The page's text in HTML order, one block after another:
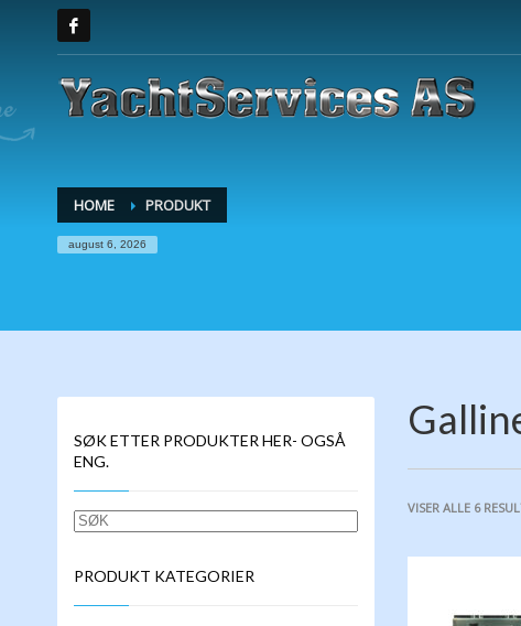
HOME PRODUKT
august 6, 2026
VISER ALLE 6
SØK ETTER PRODUKTER HER- OGSÅ
ENG.
SØK
PRODUKT KATEGORIER